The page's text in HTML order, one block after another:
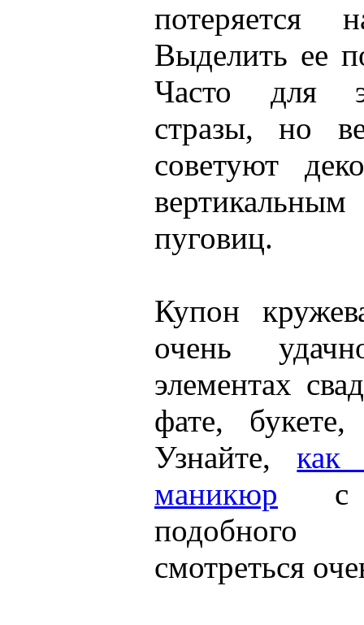
Выделить ее
Часто для
стразы, но
советуют
пуговиц.
Купон
очень
элементах
фате,
Узнайте,как
маникюр с
подобного
смотреться